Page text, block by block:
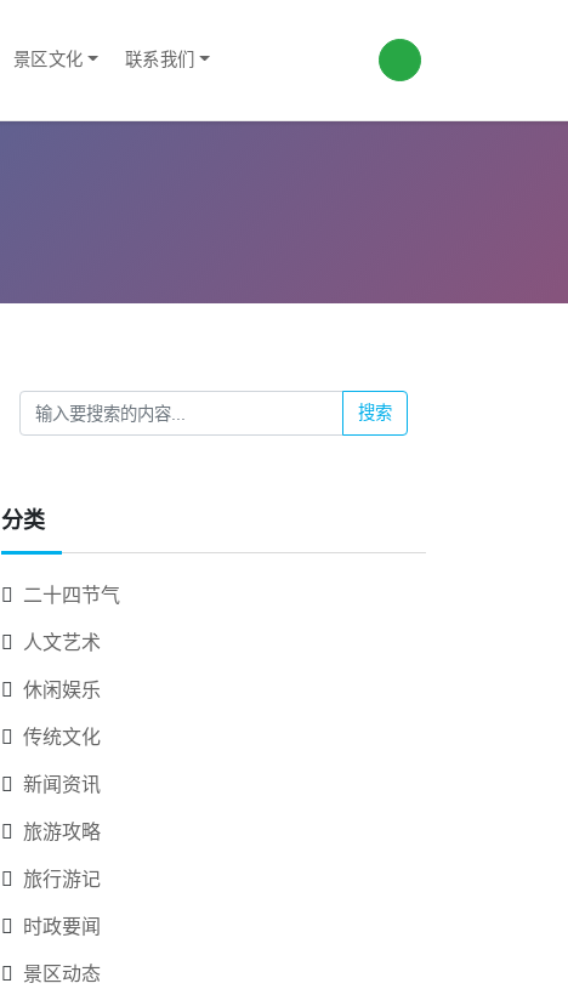
景区文化 联系我们
搜索
分类
二十四节气
人文艺术
休闲娱乐
传统文化
新闻资讯
旅游攻略
旅行游记
时政要闻
景区动态